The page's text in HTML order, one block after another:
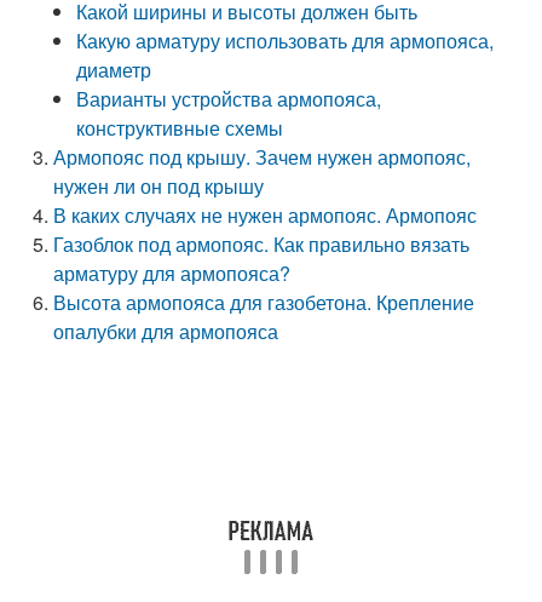
Какой ширины и высоты должен быть
Какую арматуру использовать для армопояса,
диаметр
Варианты устройства армопояса,
конструктивные схемы
Армопояс под крышу. Зачем нужен армопояс,
нужен ли он под крышу
В каких случаях не нужен армопояс. Армопояс
Газоблок под армопояс. Как правильно вязать
арматуру для армопояса?
Высота армопояса для газобетона. Крепление
опалубки для армопояса